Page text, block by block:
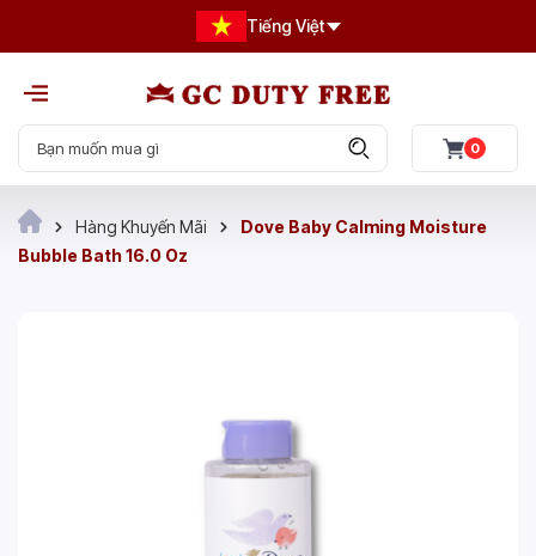
Tiếng Việt
0
Hàng Khuyến Mãi
Dove Baby Calming Moisture
Bubble Bath 16.0 Oz